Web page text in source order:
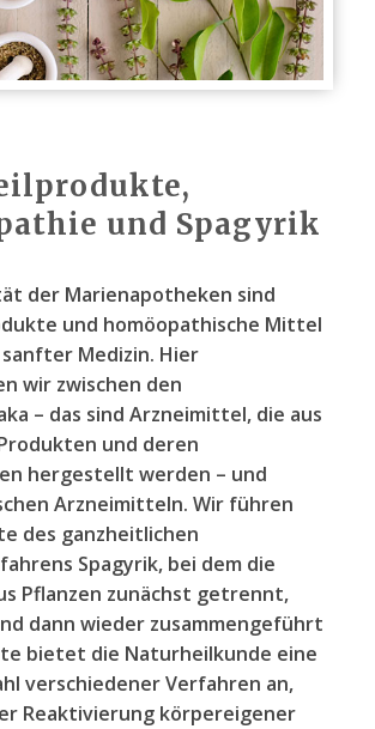
und Spagyrik
der Marienapotheken sind
und homöopathische Mittel
sanfter Medizin. Hier
wir zwischen den
– das sind Arzneimittel, die aus
und deren
hergestellt werden – und
Arzneimitteln. Wir führen
des ganzheitlichen
Spagyrik, bei dem die
Pflanzen zunächst getrennt,
dann wieder zusammengeführt
bietet die Naturheilkunde eine
verschiedener Verfahren an,
Reaktivierung körpereigener